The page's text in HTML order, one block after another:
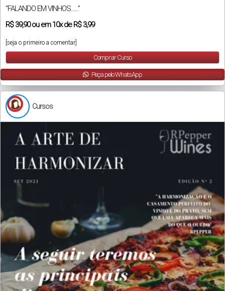
“FALANDO EM VINHOS…..”
R$39,90ou em10xdeR$ 3,99
[seja o primeiro a comentar]
Comprar Curso
Peça pelo WhatsApp
Cursos